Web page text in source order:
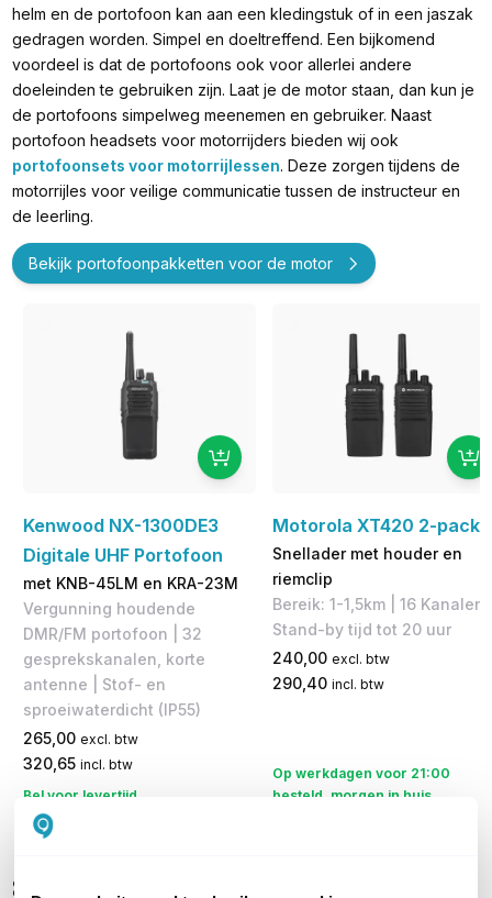
helm en de portofoon kan aan een kledingstuk of in een jaszak
gedragen worden. Simpel en doeltreffend. Een bijkomend
voordeel is dat de portofoons ook voor allerlei andere
doeleinden te gebruiken zijn. Laat je de motor staan, dan kun je
de portofoons simpelweg meenemen en gebruiker. Naast
portofoon headsets voor motorrijders bieden wij ook
portofoonsets voor motorrijlessen. Deze zorgen tijdens de
motorrijles voor veilige communicatie tussen de instructeur en
de leerling.
Bekijk portofoonpakketten voor de motor
Kenwood NX-1300DE3
Digitale UHF Portofoon
met KNB-45LM en KRA-23M
Vergunning houdende
DMR/FM portofoon | 32
gesprekskanalen, korte
antenne | Stof- en
sproeiwaterdicht (IP55)
265,00 excl. btw
320,65 incl. btw
Bel voor levertijd
Motorola XT420 2-pack
Snellader met houder en
riemclip
Bereik: 1-1,5km | 16 Kanalen
Stand-by tijd tot 20 uur
240,00 excl. btw
290,40 incl. btw
Op werkdagen voor 21:00
besteld, morgen in huis
8. Gehoorbeschermende oplossingen